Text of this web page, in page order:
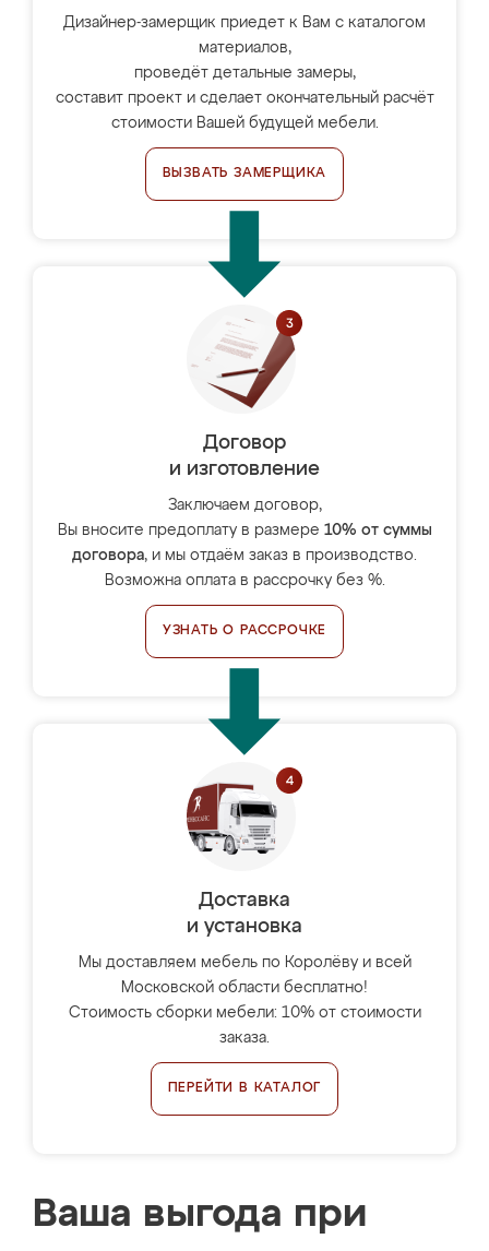
Дизайнер-замерщик приедет к Вам с каталогом
материалов,
проведёт детальные замеры,
составит проект и сделает окончательный расчёт
стоимости Вашей будущей мебели.
ВЫЗВАТЬ ЗАМЕРЩИКА
Договор
и изготовление
Заключаем договор,
Вы вносите предоплату в размере 10% от суммы
договора, и мы отдаём заказ в производство.
Возможна оплата в рассрочку без %.
УЗНАТЬ О РАССРОЧКЕ
Доставка
и установка
Мы доставляем мебель по Королёву и всей
Московской области бесплатно!
Стоимость сборки мебели: 10% от стоимости
заказа.
ПЕРЕЙТИ В КАТАЛОГ
Ваша выгода при